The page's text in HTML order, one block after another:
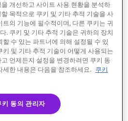
Privacy Policy
개선하고 사이트 사용 현황을 분석하
목적으로 쿠키 및 기타 추적 기술을 사
의 기능에 필수적이며, 다른 쿠키는 귀
. 쿠키 및 기타 추적 기술은 귀하의 장치
수 있는 파트너에 의해 설정될 수 있
및 기타 추적 기술이 어떻게 사용되는
언제든지 설정을 변경하려면 쿠키 동
세한 내용은 다음을 참조하세요. 쿠키
키 동의 관리자